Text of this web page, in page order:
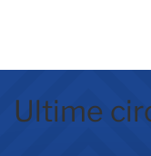
Ultime